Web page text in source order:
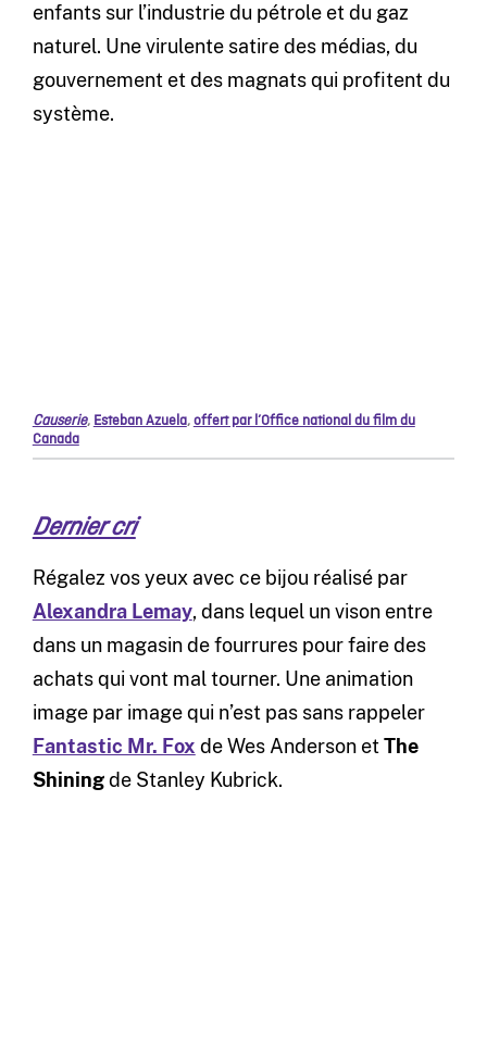
enfants sur l’industrie du pétrole et du gaz
naturel. Une virulente satire des médias, du
gouvernement et des magnats qui profitent du
système.
Causerie, Esteban Azuela,offert par l’Office national du film du
Canada
Dernier cri
Régalez vos yeux avec ce bijou réalisé par
Alexandra Lemay, dans lequel un vison entre
dans un magasin de fourrures pour faire des
achats qui vont mal tourner. Une animation
image par image qui n’est pas sans rappeler
Fantastic Mr. Fox de Wes Anderson etThe
Shiningde Stanley Kubrick.